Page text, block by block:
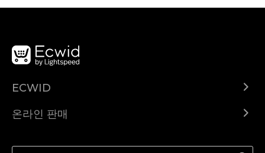
ECWID
도움말 센터
온라인 판매
페이스북에서 판매하기